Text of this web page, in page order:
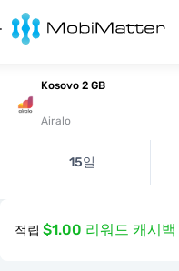
Kosovo 2 GB
Airalo
15일
적립 $1.00 리워드 캐시백